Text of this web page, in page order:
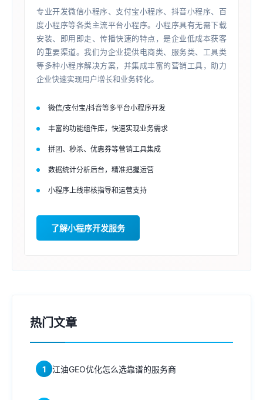
专业开发微信小程序、支付宝小程序、抖音小程序、百
度小程序等各类主流平台小程序。小程序具有无需下载
安装、即用即走、传播快速的特点，是企业低成本获客
的重要渠道。我们为企业提供电商类、服务类、工具类
等多种小程序解决方案，并集成丰富的营销工具，助力
企业快速实现用户增长和业务转化。
微信/支付宝/抖音等多平台小程序开发
丰富的功能组件库，快速实现业务需求
拼团、秒杀、优惠券等营销工具集成
数据统计分析后台，精准把握运营
小程序上线审核指导和运营支持
了解小程序开发服务
热门文章
1 江油GEO优化怎么选靠谱的服务商